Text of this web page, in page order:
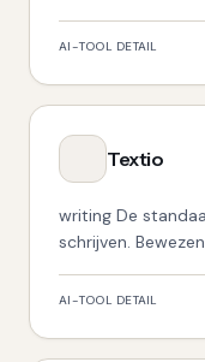
AI-TOOL DETAIL
Textio
writing De
schrijven.
AI-TOOL DETAIL